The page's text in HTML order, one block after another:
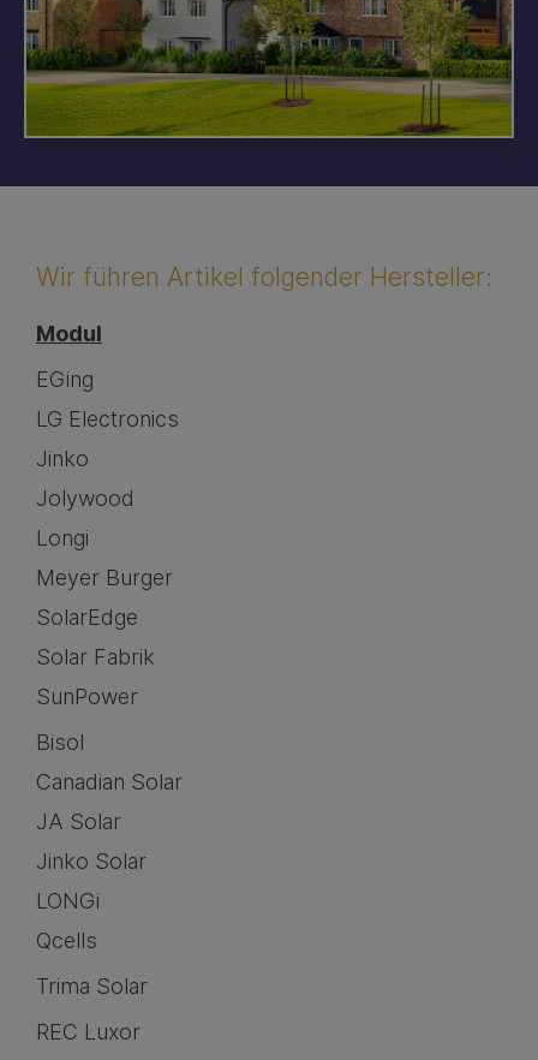
Wir führen Artikel folgender Hersteller:
Modul
EGing
LG Electronics
Jinko
Jolywood
Longi
Meyer Burger
SolarEdge
Solar Fabrik
SunPower
Bisol
Canadian Solar
JA Solar
Jinko Solar
LONGi
Qcells
Trima Solar
REC Luxor